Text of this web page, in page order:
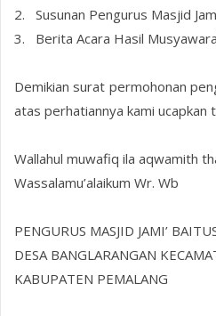
2. Susunan Pengurus Masjid
3. Berita Acara Hasil
Demikian surat permohonan
atas perhatiannya kami ucapkan
Wallahul muwafiq ila aqwamith
Wassalamu’alaikum Wr. Wb
PENGURUS MASJID JAMI’
DESA BANGLARANGAN
KABUPATEN PEMALANG